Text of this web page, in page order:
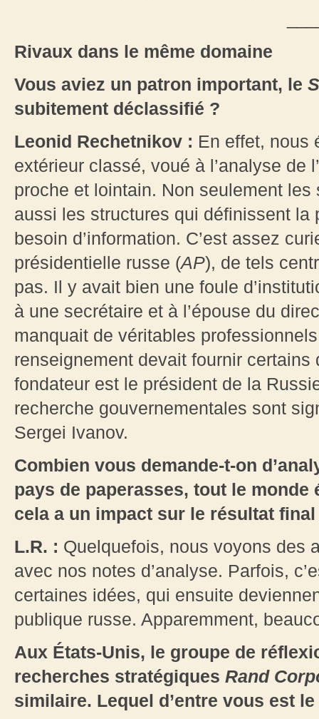
Rivaux dans le même domaine
Vous aviez un patron important, le
subitement déclassifié ?
Leonid Rechetnikov : En effet, nous
extérieur classé, voué à l’analyse de
proche et lointain. Non seulement
aussi les structures qui définissent la
besoin d’information. C’est assez
présidentielle russe (AP), de tels
pas. Il y avait bien une foule
à une secrétaire et à l’épouse du
manquait de véritables
renseignement devait fournir certains
fondateur est le président de la
recherche gouvernementales sont
Sergei Ivanov.
Combien vous demande-t-on
pays de paperasses, tout le
cela a un impact sur le résultat final
L.R. : Quelquefois, nous voyons des
avec nos notes d’analyse. Parfois,
certaines idées, qui ensuite
publique russe. Apparemment,
Aux États-Unis, le groupe de
recherches stratégiques Rand
similaire. Lequel d’entre vous est